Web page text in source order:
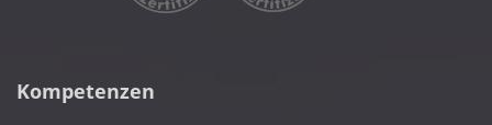
Kompetenzen